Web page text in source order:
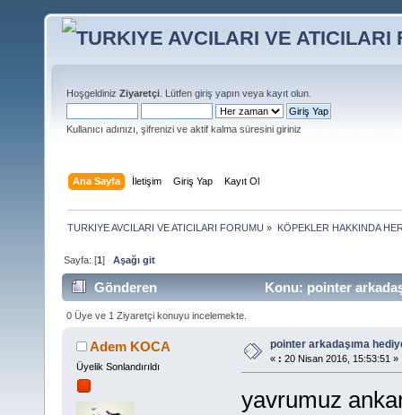
Hoşgeldiniz Ziyaretçi . Lütfen giriş yapın veya kayıt olun
Kullanıcı adınızı, şifrenizi ve aktif kalma süresini giriniz
Ana Sayfa İletişim Giriş Yap Kayıt Ol
TURKIYE AVCILARI VE ATICILARI FORUMU » KÖPEKLER HAKKINDA
Sayfa: [1]Aşağı git
Gönderen Konu: pointer
0 Üye ve 1 Ziyaretçi konuyu incelemekte.
Adem KOCA
Üyelik Sonlandırıldı
pointer arkadaşıma
« : 20 Nisan 2016, 15:53:51 »
yavrumuz